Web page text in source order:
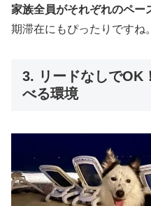
家族全員がそれぞれのペー
期滞在にもぴったりですね。
3. リードなしでOK
べる環境